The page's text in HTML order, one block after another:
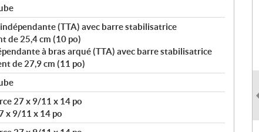
(TTA) avec barre stabilisatrice
de 25,4 cm (10 po)
à bras arqué (TTA) avec barre stabilisatrice
de 27,9 cm (11 po)
27 x 9/11 x 14 po
x 9/11 x 14 po